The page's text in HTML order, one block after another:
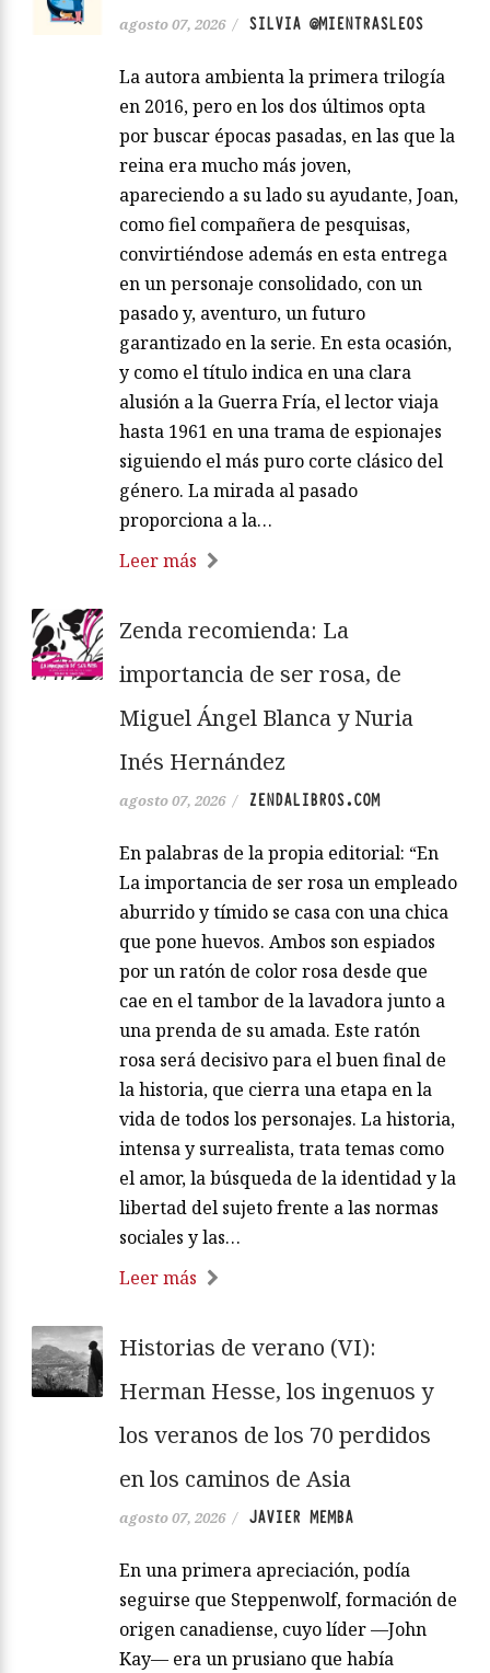
agosto 07, 2026 / SILVIA @MIENTRASLEOS
La autora ambienta la primera trilogía
en 2016, pero en los dos últimos opta
por buscar épocas pasadas, en las que la
reina era mucho más joven,
apareciendo a su lado su ayudante, Joan,
como fiel compañera de pesquisas,
convirtiéndose además en esta entrega
en un personaje consolidado, con un
pasado y, aventuro, un futuro
garantizado en la serie. En esta ocasión,
y como el título indica en una clara
alusión a la Guerra Fría, el lector viaja
hasta 1961 en una trama de espionajes
siguiendo el más puro corte clásico del
género. La mirada al pasado
proporciona a la…
Leer más
Zenda recomienda: La
importancia de ser rosa, de
Miguel Ángel Blanca y Nuria
Inés Hernández
agosto 07, 2026 / ZENDALIBROS.COM
En palabras de la propia editorial: “En
La importancia de ser rosa un empleado
aburrido y tímido se casa con una chica
que pone huevos. Ambos son espiados
por un ratón de color rosa desde que
cae en el tambor de la lavadora junto a
una prenda de su amada. Este ratón
rosa será decisivo para el buen final de
la historia, que cierra una etapa en la
vida de todos los personajes. La historia,
intensa y surrealista, trata temas como
el amor, la búsqueda de la identidad y la
libertad del sujeto frente a las normas
sociales y las…
Leer más
Historias de verano (VI):
Herman Hesse, los ingenuos y
los veranos de los 70 perdidos
en los caminos de Asia
agosto 07, 2026 / JAVIER MEMBA
En una primera apreciación, podía
seguirse que Steppenwolf, formación de
origen canadiense, cuyo líder —John
Kay— era un prusiano que había